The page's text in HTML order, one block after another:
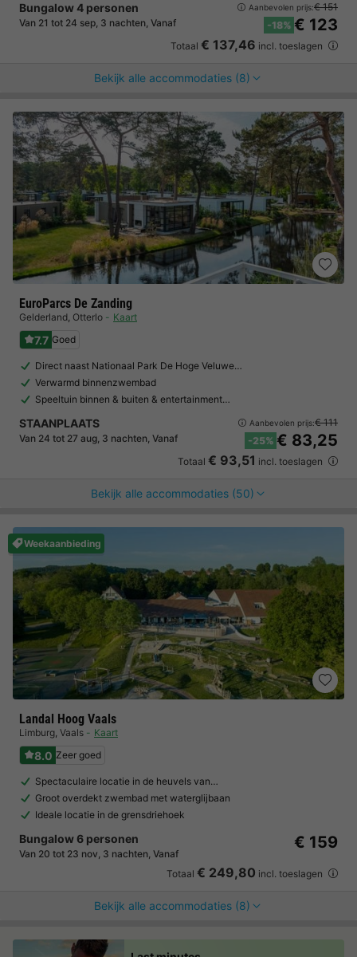
Bungalow 4 personen
Van 21 tot 24 sep, 3 nachten, Vanaf
Aanbevolen prijs:€ 151
-18% € 123
Totaal € 137,46 incl. toeslagen
Bekijk alle accommodaties (8)
EuroParcs De Zanding
Gelderland, Otterlo Kaart
7.7 Goed
Direct naast Nationaal Park De Hoge Veluwe…
Verwarmd binnenzwembad
Speeltuin binnen & buiten & entertainment…
STAANPLAATS
Van 24 tot 27 aug, 3 nachten, Vanaf
Aanbevolen prijs:€ 111
-25% € 83,25
Totaal € 93,51 incl. toeslagen
Bekijk alle accommodaties (50)
Weekaanbieding
Landal Hoog Vaals
Limburg, Vaals Kaart
8.0 Zeer goed
Spectaculaire locatie in de heuvels van…
Groot overdekt zwembad met waterglijbaan
Ideale locatie in de grensdriehoek
Bungalow 6 personen
Van 20 tot 23 nov, 3 nachten, Vanaf
€ 159
Totaal € 249,80 incl. toeslagen
Bekijk alle accommodaties (8)